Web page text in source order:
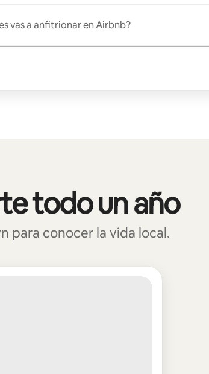
vas a anfitrionar en Airbnb?
todo un año
para conocer la vida local.